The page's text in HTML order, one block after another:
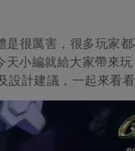
是很厲害，很多玩家
天小編就給大家帶來玩
設計建議，一起來看看